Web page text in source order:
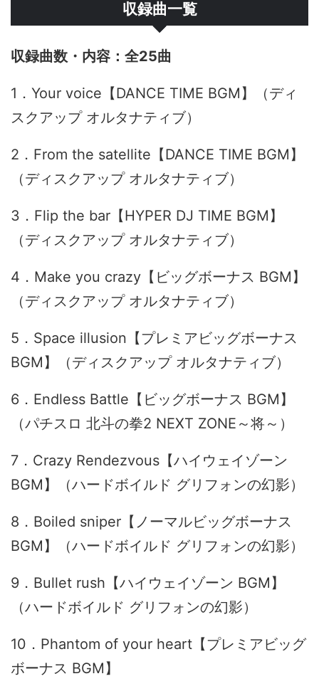
収録曲一覧
全25曲
1．Your voice【DANCE TIME BGM】（ディ
スクアップ オルタナティブ）
2．From the satellite【DANCE TIME BGM】
（ディスクアップ オルタナティブ）
3．Flip the bar【HYPER DJ TIME BGM】
（ディスクアップ オルタナティブ）
4．Make you crazy【ビッグボーナス BGM】
（ディスクアップ オルタナティブ）
5．Space illusion【プレミアビッグボーナス
BGM】（ディスクアップ オルタナティブ）
6．Endless Battle【ビッグボーナス BGM】
（パチスロ 北斗の拳2 NEXT ZONE～将～）
7．Crazy Rendezvous【ハイウェイゾーン
BGM】（ハードボイルド グリフォンの幻影）
8．Boiled sniper【ノーマルビッグボーナス
BGM】（ハードボイルド グリフォンの幻影）
9．Bullet rush【ハイウェイゾーン BGM】
（ハードボイルド グリフォンの幻影）
10．Phantom of your heart【プレミアビッグ
ボーナス BGM】